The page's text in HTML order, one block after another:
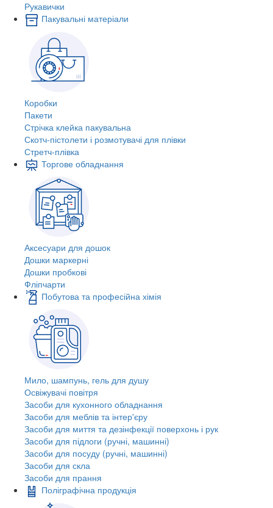
Рукавички
Пакувальні матеріали
Коробки
Пакети
Стрічка клейка пакувальна
Скотч-пістолети і розмотувачі для плівки
Стретч-плівка
Торгове обладнання
Аксесуари для дошок
Дошки маркерні
Дошки пробкові
Фліпчарти
Побутова та професійна хімія
Мило, шампунь, гель для душу
Освіжувачі повітря
Засоби для кухонного обладнання
Засоби для меблів та інтер'єру
Засоби для миття та дезінфекції поверхонь і рук
Засоби для підлоги (ручні, машинні)
Засоби для посуду (ручні, машинні)
Засоби для скла
Засоби для прання
Поліграфічна продукція